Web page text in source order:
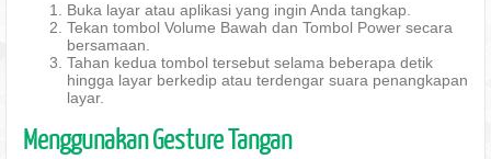
Buka layar atau aplikasi yang ingin Anda tangkap.
Tekan tombol Volume Bawah dan Tombol Power secara
bersamaan.
Tahan kedua tombol tersebut selama beberapa detik
hingga layar berkedip atau terdengar suara penangkapan
layar.
Menggunakan Gesture Tangan